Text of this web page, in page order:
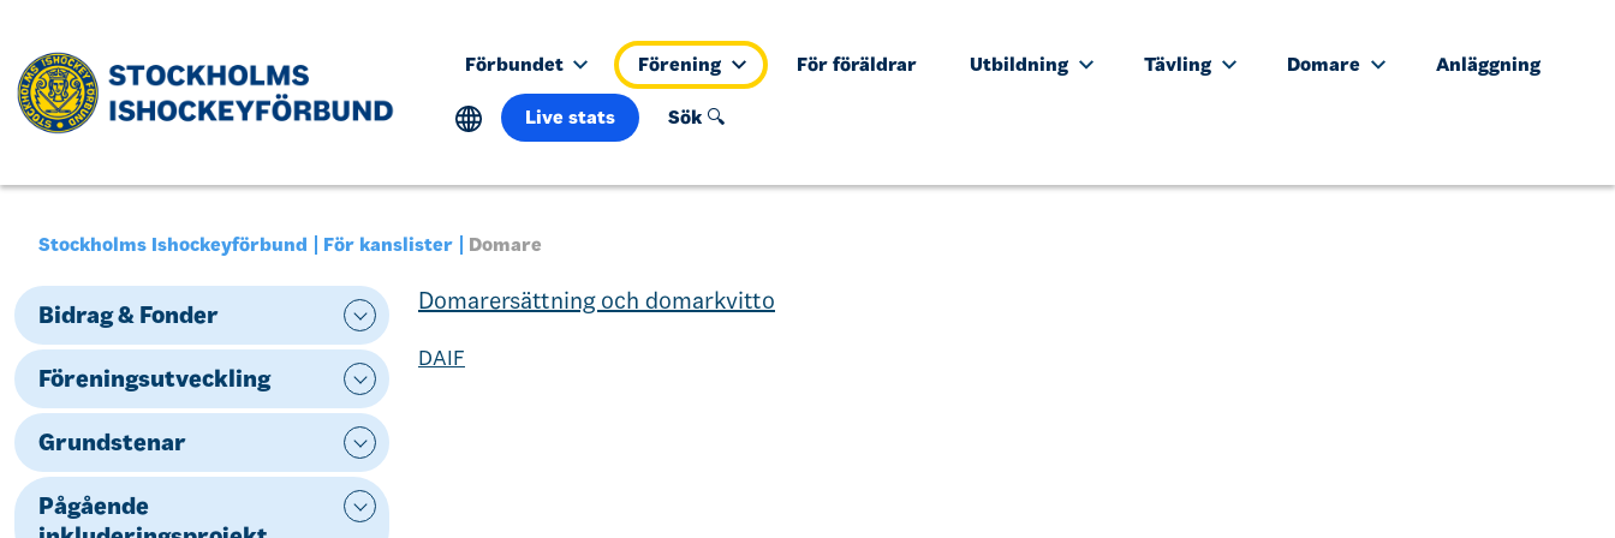
Förbundet Förening För föräldrar Utbildning Tävling Domare Anläggning
Live stats Sök 🔍
Stockholms Ishockeyförbund För kanslister Domare
Bidrag & Fonder
Föreningsutveckling
Grundstenar
Pågående
Domarersättning och domarkvitto
DAIF